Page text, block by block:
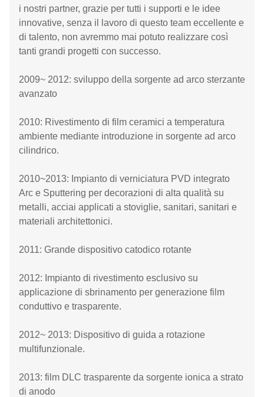
i nostri partner, grazie per tutti i supporti e le idee
innovative, senza il lavoro di questo team eccellente e
di talento, non avremmo mai potuto realizzare così
tanti grandi progetti con successo.
2009~ 2012: sviluppo della sorgente ad arco sterzante
avanzato
2010: Rivestimento di film ceramici a temperatura
ambiente mediante introduzione in sorgente ad arco
cilindrico.
2010~2013: Impianto di verniciatura PVD integrato
Arc e Sputtering per decorazioni di alta qualità su
metalli, acciai applicati a stoviglie, sanitari, sanitari e
materiali architettonici.
2011: Grande dispositivo catodico rotante
2012: Impianto di rivestimento esclusivo su
applicazione di sbrinamento per generazione film
conduttivo e trasparente.
2012~ 2013: Dispositivo di guida a rotazione
multifunzionale.
2013: film DLC trasparente da sorgente ionica a strato
di anodo